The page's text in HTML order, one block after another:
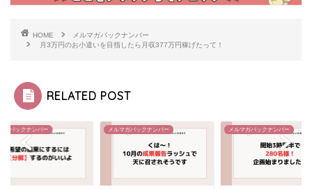
HOME
メルマガバックナンバー
月3万円のお小遣いを目指したら月収377万円稼げたって！
RELATED POST
ガバックナンバー メルマガバックナンバー メルマガバックナンバー